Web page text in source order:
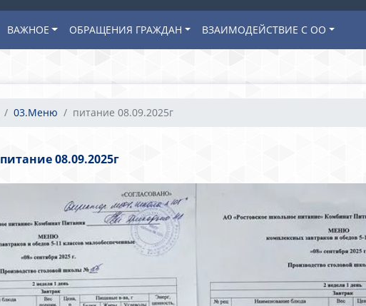
ВАЖНОЕ ОБРАЩЕНИЯ ГРАЖДАН ВЗАИМОДЕЙСТВИЕ С ОО
03.Меню питание 08.09.2025г
питание 08.09.2025г